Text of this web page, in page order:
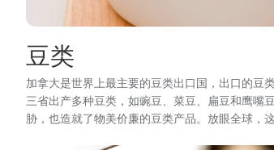
豆类
加拿大是世界上最主要的豆类出口国，出口的豆
三省出产多种豆类，如豌豆、菜豆、扁豆和鹰嘴
胁，也造就了物美价廉的豆类产品。放眼全球，